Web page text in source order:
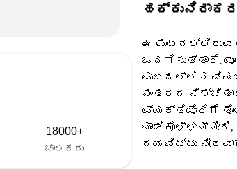
18000+
ಚಾಲಕರು
ಈ ಪುಟದಲ್ಲಿರುವ
ಒದಗಿಸುತ್ತಾರೆ.
ಪುಟದಲ್ಲಿನ
ನಂತರದ
ವ್ಯಕ್ತಿಯೊಂದಿಗೆ
ದಯವಿಟ್ಟು